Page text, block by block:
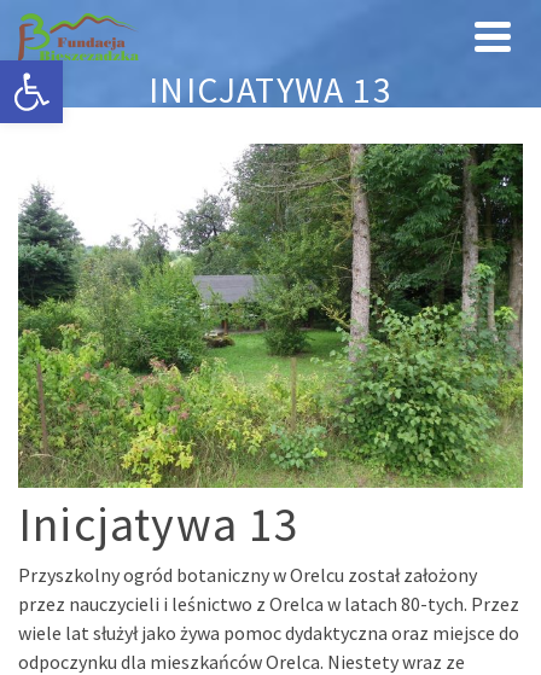
Otwórz pasek narzędzi INICJATYWA 13
Inicjatywa 13
Przyszkolny ogród botaniczny w Orelcu został założony
przez nauczycieli i leśnictwo z Orelca w latach 80-tych. Przez
wiele lat służył jako żywa pomoc dydaktyczna oraz miejsce do
odpoczynku dla mieszkańców Orelca. Niestety wraz ze